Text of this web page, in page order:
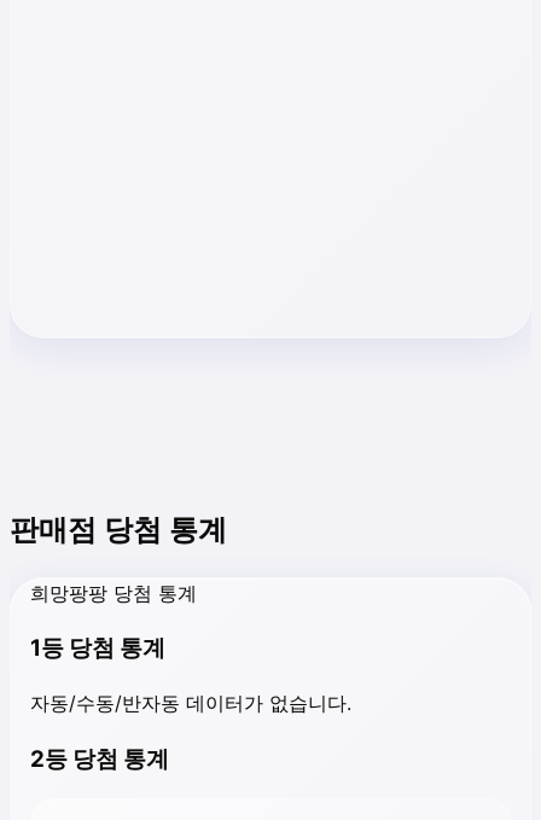
판매점 당첨 통계
희망팡팡 당첨 통계
1등 당첨 통계
자동/수동/반자동 데이터가 없습니다.
2등 당첨 통계